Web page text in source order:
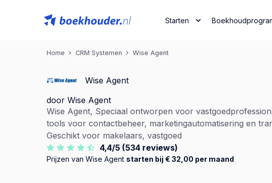
Starten
Home CRM Systemen Wise Agent
Wise Agent
door Wise Agent
Wise Agent, Speciaal ontworpen voor
tools voor contactbeheer, marketingautomatisering en
Geschikt voor makelaars, vastgoed
4,4/5 (534 reviews)
Prijzen van Wise Agent starten bij € 32,00 per maand